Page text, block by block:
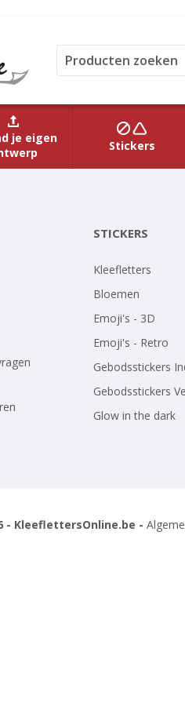
je eigen
Stickers
STICKERS
Kleefletters
Bloemen
Emoji's - 3D
Emoji's - Retro
Gebodsstickers
Gebodsstickers
Glow in the dark
- KleeflettersOnline.be -